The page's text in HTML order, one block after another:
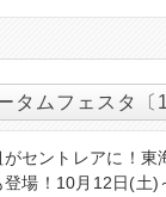
タムフェスタ〔
セントレアに！東
場！10月12日(土